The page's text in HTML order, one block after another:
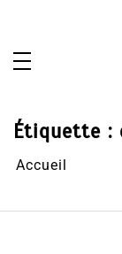
Étiquette :
Accueil